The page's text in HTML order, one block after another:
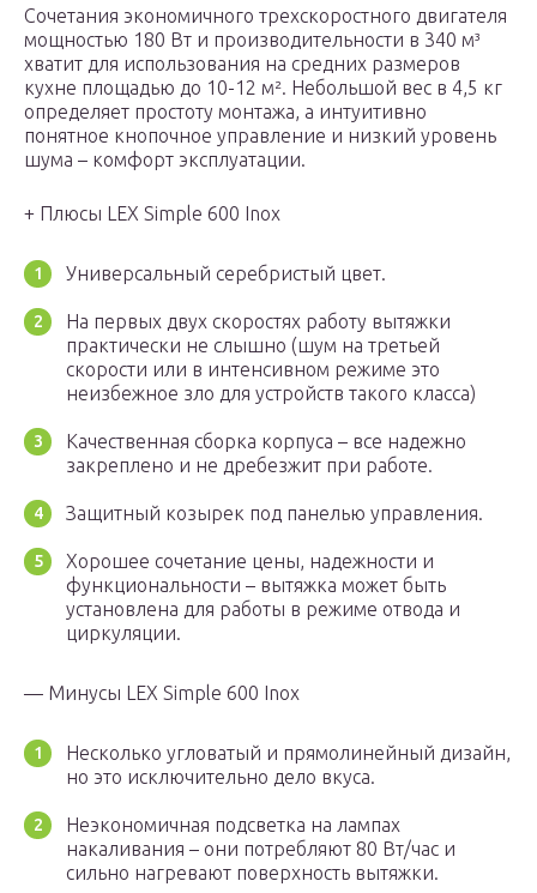
Сочетания экономичного трехскоростного двигателя
мощностью 180 Вт и производительности в 340 м³
хватит для использования на средних размеров
кухне площадью до 10-12 м². Небольшой вес в 4,5 кг
определяет простоту монтажа, а интуитивно
понятное кнопочное управление и низкий уровень
шума – комфорт эксплуатации.
+ Плюсы LEX Simple 600 Inox
Универсальный серебристый цвет.
На первых двух скоростях работу вытяжки
практически не слышно (шум на третьей
скорости или в интенсивном режиме это
неизбежное зло для устройств такого класса)
Качественная сборка корпуса – все надежно
закреплено и не дребезжит при работе.
Защитный козырек под панелью управления.
Хорошее сочетание цены, надежности и
функциональности – вытяжка может быть
установлена для работы в режиме отвода и
циркуляции.
— Минусы LEX Simple 600 Inox
Несколько угловатый и прямолинейный дизайн,
но это исключительно дело вкуса.
Неэкономичная подсветка на лампах
накаливания – они потребляют 80 Вт/час и
сильно нагревают поверхность вытяжки.